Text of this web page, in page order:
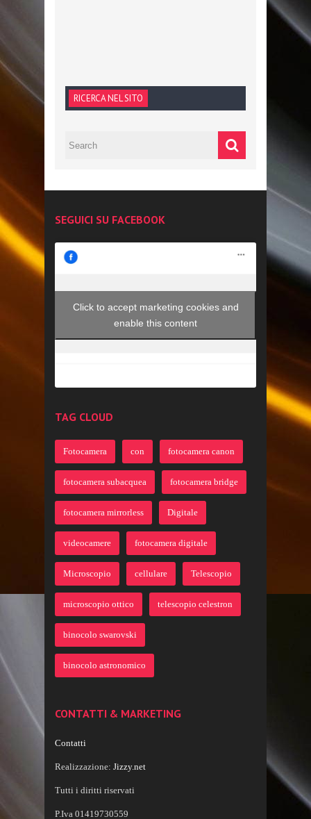
RICERCA NEL SITO
SEGUICI SU FACEBOOK
Click to accept marketing cookies and
enable this content
TAG CLOUD
Fotocamera con fotocamera canon
fotocamera subacquea fotocamera bridge
fotocamera mirrorless Digitale
videocamere fotocamera digitale
Microscopio cellulare Telescopio
microscopio ottico telescopio celestron
binocolo swarovski
binocolo astronomico
CONTATTI & MARKETING
Contatti
Realizzazione: Jizzy.net
Tutti i diritti riservati
P.Iva 01419730559